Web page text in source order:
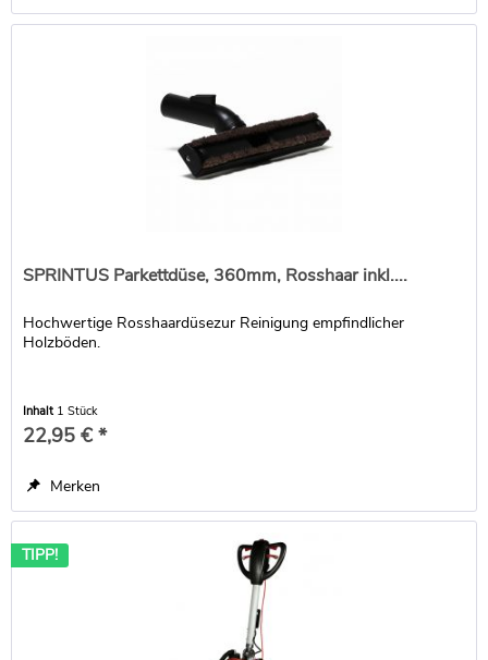
SPRINTUS Parkettdüse, 360mm, Rosshaar inkl....
Hochwertige Rosshaardüsezur Reinigung empfindlicher
Holzböden.
Inhalt 1 Stück
22,95 € *
Merken
TIPP!